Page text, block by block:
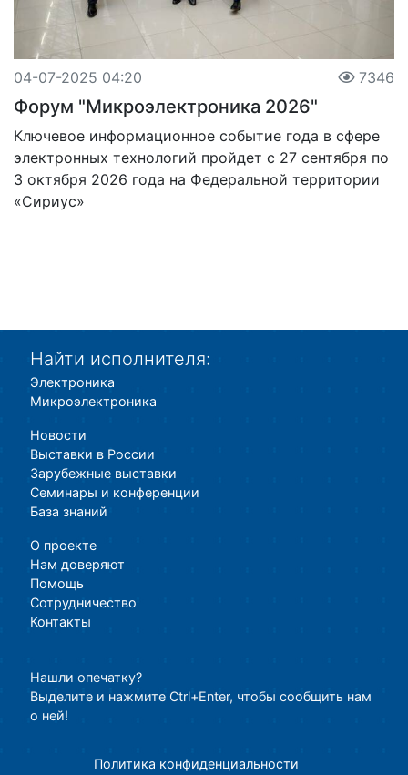
04-07-2025 04:20 7346
Форум "Микроэлектроника 2026"
Ключевое информационное событие года в сфере
электронных технологий пройдет с 27 сентября по
3 октября 2026 года на Федеральной территории
«Сириус»
Найти исполнителя:
Электроника
Микроэлектроника
Новости
Выставки в России
Зарубежные выставки
Семинары и конференции
База знаний
О проекте
Нам доверяют
Помощь
Сотрудничество
Контакты
Нашли опечатку?
Выделите и нажмите Ctrl+Enter, чтобы сообщить нам
о ней!
Политика конфиденциальности